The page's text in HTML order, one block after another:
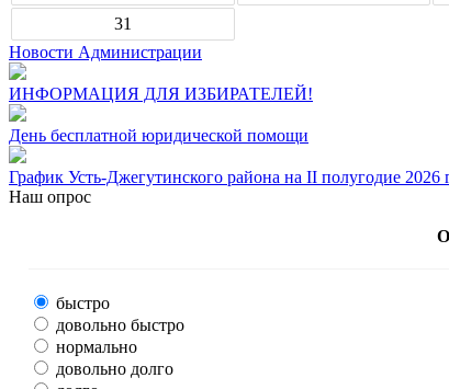
31
Новости Администрации
ИНФОРМАЦИЯ ДЛЯ ИЗБИРАТЕЛЕЙ!
День бесплатной юридической помощи
График Усть-Джегутинского района на II полугодие 2026
Наш опрос
быстро
довольно быстро
нормально
довольно долго